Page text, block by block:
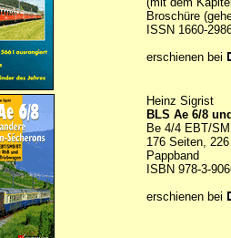
Broschüre
ISSN 1660-
erschienen bei
Heinz Sigrist
BLS Ae 6/8
Be 4/4 EBT/
176 Seiten,
Pappband
ISBN 978-3-
erschienen bei